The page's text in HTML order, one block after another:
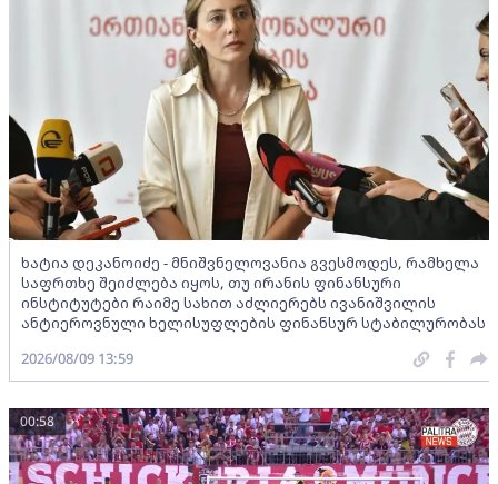
ხატია დეკანოიძე - მნიშვნელოვანია გვესმოდეს, რამხელა
საფრთხე შეიძლება იყოს, თუ ირანის ფინანსური
ინსტიტუტები რაიმე სახით აძლიერებს ივანიშვილის
ანტიეროვნული ხელისუფლების ფინანსურ სტაბილურობას
2026/08/09 13:59
00:58